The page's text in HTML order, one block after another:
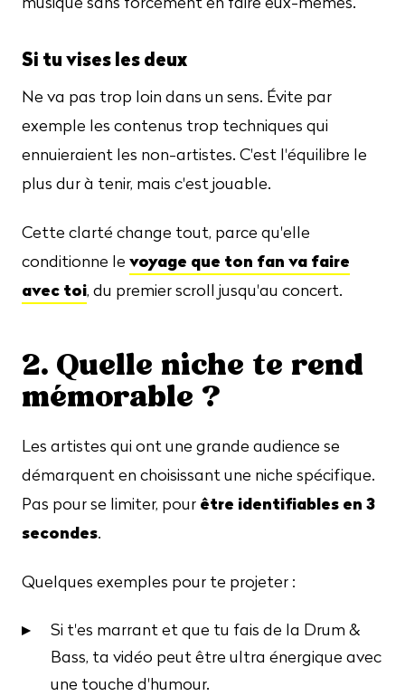
Si tu vises les deux
Ne va pas trop loin dans un sens. Évite par
exemple les contenus trop techniques qui
ennuieraient les non-artistes. C'est l'équilibre le
plus dur à tenir, mais c'est jouable.
Cette clarté change tout, parce qu'elle
conditionne le voyage que ton fan va faire
avec toi, du premier scroll jusqu'au concert.
2. Quelle niche te rend
mémorable ?
Les artistes qui ont une grande audience se
démarquent en choisissant une niche spécifique.
Pas pour se limiter, pour être identifiables en 3
secondes.
Quelques exemples pour te projeter :
Si t'es marrant et que tu fais de la Drum &
Bass, ta vidéo peut être ultra énergique avec
une touche d'humour.